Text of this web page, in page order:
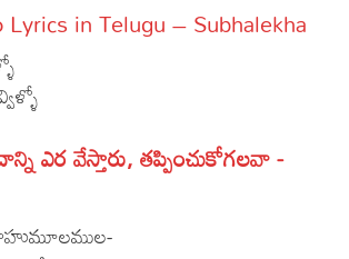
– Devotional Songs
in Telugu – Subhalekha
ఎర వేస్తారు, తప్పించుకోగలవా -